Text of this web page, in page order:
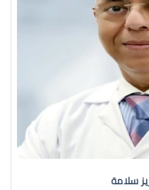
سلامة